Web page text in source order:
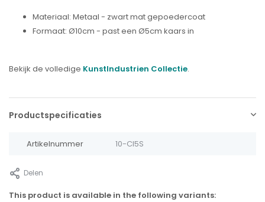
Materiaal: Metaal - zwart mat gepoedercoat
Formaat: Ø10cm - past een Ø5cm kaars in
Bekijk de volledige KunstIndustrien Collectie.
Productspecificaties
Artikelnummer 10-CI5S
Delen
This product is available in the following variants: